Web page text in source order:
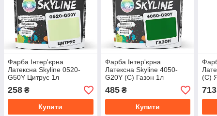
Фарба Інтер'єрна
Латексна Skyline 0520-
G50Y Цитрус 1л
258 ₴
Купити
Фарба Інтер'єрна
Латексна Skyline 4050-
G20Y (C) Газон 1л
485₴
Купити
(C)
713